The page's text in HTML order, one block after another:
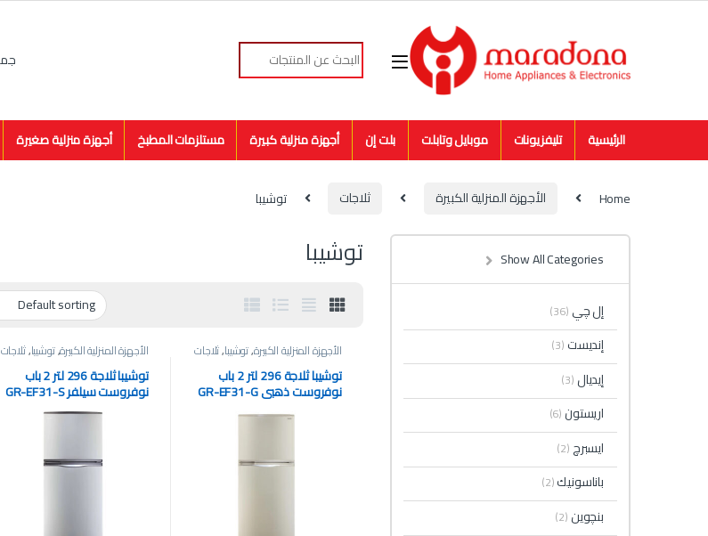
Skip to navigation
Skip to content
Search for:
الرئيسية تليفزيونات موبايل وتابلت بلت إن أجهزة منزلية كبيرة مستلزمات المطبخ أجهزة منزلية صغيرة
Home الأجهزة المنزلية الكبيرة ثلاجات توشيبا
توشيبا
الأجهزة المنزلية الكبيرة,توشيبا,ثلاجات
توشيبا ثلاجة 296 لتر 2 باب
نوفروست ذهبي GR-EF31-G
الأجهزة المنزلية الكبيرة,توشيبا,ثلاجات
توشيبا ثلاجة 296 لتر 2 باب
نوفروست سيلفر GR-EF31-S
Show All Categories
إل چي (36)
إنديست (3)
إيديال(3)
اريستون(6)
ايسبرچ (2)
باناسونيك(2)
بنچوين (2)